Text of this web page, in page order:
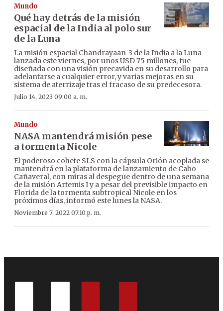
Mundo
Qué hay detrás de la misión
espacial de la India al polo sur
de la Luna
La misión espacial Chandrayaan-3 de la India a la Luna
lanzada este viernes, por unos USD 75 millones, fue
diseñada con una visión precavida en su desarrollo para
adelantarse a cualquier error, y varias mejoras en su
sistema de aterrizaje tras el fracaso de su predecesora.
Julio 14, 2023 09:00 a. m.
Mundo
NASA mantendrá misión pese
a tormenta Nicole
El poderoso cohete SLS con la cápsula Orión acoplada se
mantendrá en la plataforma de lanzamiento de Cabo
Cañaveral, con miras al despegue dentro de una semana
de la misión Artemis I y a pesar del previsible impacto en
Florida de la tormenta subtropical Nicole en los
próximos días, informó este lunes la NASA.
Noviembre 7, 2022 07:10 p. m.